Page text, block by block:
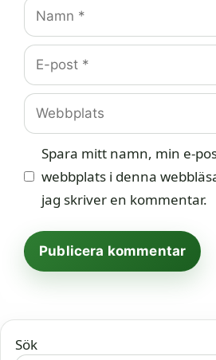
Namn
E-
post
Webbplats
Spara mitt namn, min e-
webbplats i denna
jag skriver en kommentar.
Sök